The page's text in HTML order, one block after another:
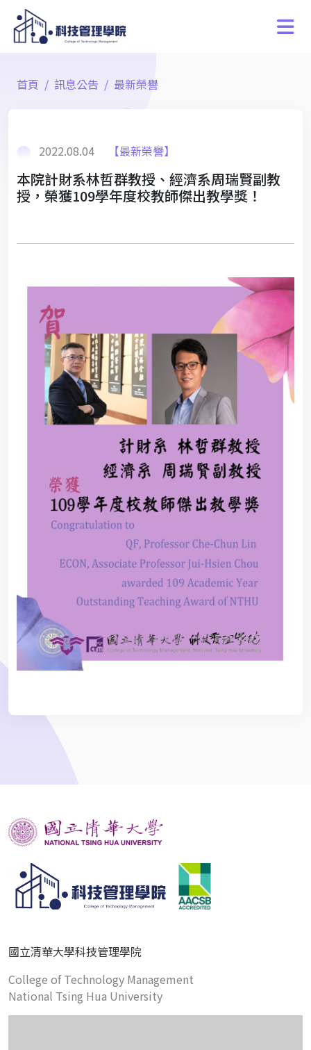
首頁 訊息公告 最新榮譽
2022.08.04 【最新榮譽】
本院計財系林哲群教授、經濟系周瑞賢副教
授，榮獲109學年度校教師傑出教學獎！
國立清華大學科技管理學院
College of Technology Management
National Tsing Hua University